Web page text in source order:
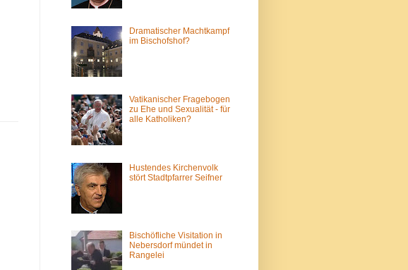
Dramatischer Machtkampf
im Bischofshof?
Vatikanischer Fragebogen
zu Ehe und Sexualität - für
alle Katholiken?
Hustendes Kirchenvolk
stört Stadtpfarrer Seifner
Bischöfliche Visitation in
Nebersdorf mündet in
Rangelei